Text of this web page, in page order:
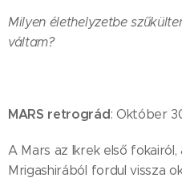
Milyen élethelyzetbe
váltam?
MARS retrográd: Október
A Mars az Ikrek első fokairól,
Mrigashirából fordul vissza